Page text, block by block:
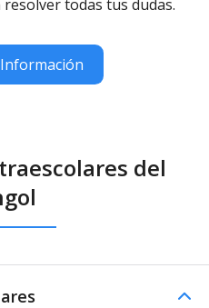
todas tus dudas.
del